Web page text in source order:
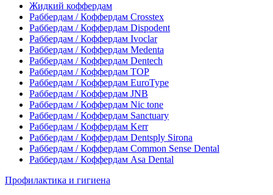
Жидкий коффердам
Раббердам / Коффердам Crosstex
Раббердам / Коффердам Dispodent
Раббердам / Коффердам Ivoclar
Раббердам / Коффердам Medenta
Раббердам / Коффердам Dentech
Раббердам / Коффердам ТОР
Раббердам / Коффердам EuroType
Раббердам / Коффердам JNB
Раббердам / Коффердам Nic tone
Раббердам / Коффердам Sanctuary
Раббердам / Коффердам Kerr
Раббердам / Коффердам Dentsply Sirona
Раббердам / Коффердам Common Sense Dental
Раббердам / Коффердам Asa Dental
Профилактика и гигиена